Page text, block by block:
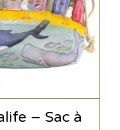
– Sac à